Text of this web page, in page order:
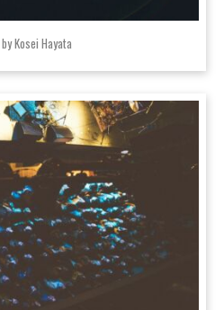
Kosei Hayata